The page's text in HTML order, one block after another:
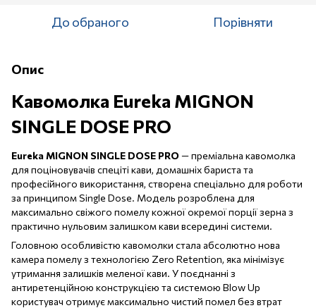
До обраного Порівняти
Опис
Кавомолка Eureka MIGNON
SINGLE DOSE PRO
Eureka MIGNON SINGLE DOSE PRO — преміальна кавомолка
для поціновувачів спеціті кави, домашніх бариста та
професійного використання, створена спеціально для роботи
за принципом Single Dose. Модель розроблена для
максимально свіжого помелу кожної окремої порції зерна з
практично нульовим залишком кави всередині системи.
Головною особливістю кавомолки стала абсолютно нова
камера помелу з технологією Zero Retention, яка мінімізує
утримання залишків меленої кави. У поєднанні з
антиретенційною конструкцією та системою Blow Up
користувач отримує максимально чистий помел без втрат